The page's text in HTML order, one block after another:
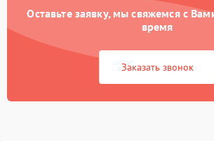
Оставьте заявку, мы свяжемся с
время
Заказать звонок